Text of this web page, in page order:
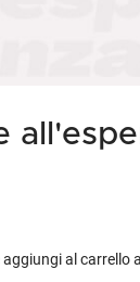
al carrello